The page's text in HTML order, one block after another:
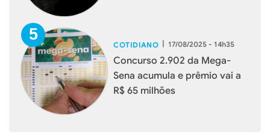
COTIDIANO 17/08/2025 - 14h35
Concurso 2.902 da Mega-
Sena acumula e prêmio vai a
R$ 65 milhões